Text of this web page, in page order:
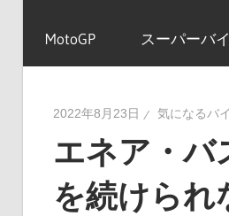
MotoGP スーパーバ
2022年8月23日 気になるバ
エネア・バ
を続けられ